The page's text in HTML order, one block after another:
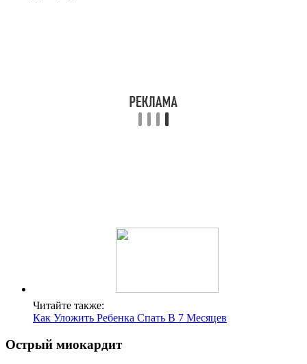
Читайте также:
Как Уложить Ребенка Спать В 7 Месяцев
Острый миокардит